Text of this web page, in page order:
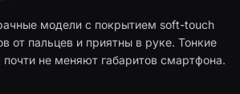
модели с покрытием soft-touch
от пальцев и приятны в руке. Тонкие
не меняют габаритов смартфона.